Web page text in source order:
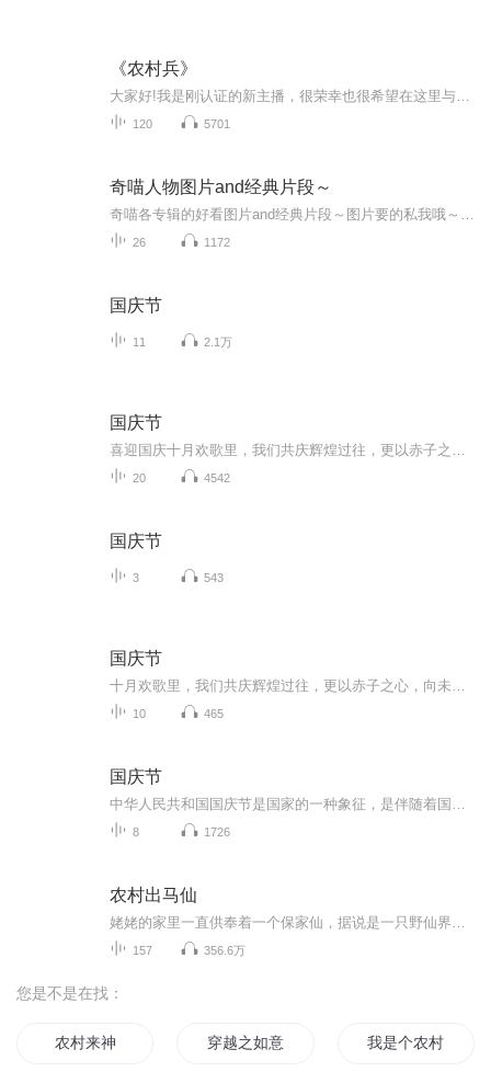
《农村兵》
120 5701
奇喵人物图片and经典片段～
26 1172
国庆节
11 2.1万
国庆节
20 4542
国庆节
3 543
国庆节
10 465
国庆节
8 1726
农村出马仙
157 356.6万
您是不是在找：
农村来神 穿越之如意农家 我是个农村人